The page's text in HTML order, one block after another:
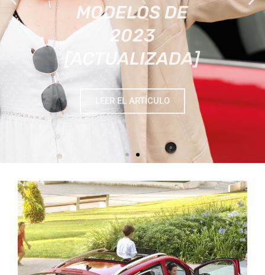
2023
[ACTUALIZADA]
LEER EL ARTÍCULO